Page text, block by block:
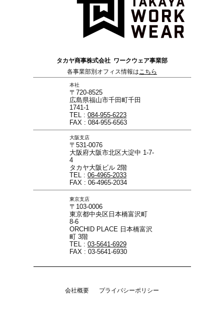
タカヤ商事株式会社 ワークウェア事業部
各事業部別オフィス情報はこちら
本社
〒720-8525
広島県福山市千田町千田
1741-1
TEL : 084-955-6223
FAX : 084-955-6563
大阪支店
〒531-0076
大阪府大阪市北区大淀中 1-7-
4
タカヤ大阪ビル 2階
TEL : 06-4965-2033
FAX : 06-4965-2034
東京支店
〒103-0006
東京都中央区日本橋富沢町
8-6
ORCHID PLACE 日本橋富沢
町 3階
TEL : 03-5641-6929
FAX : 03-5641-6930
会社概要 プライバシーポリシー